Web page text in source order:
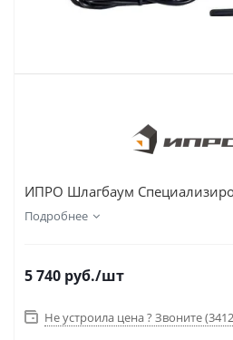
ИПРО Шлагбаум
Подробнее
5 740 руб./шт
Не устроила цена ? Звоните